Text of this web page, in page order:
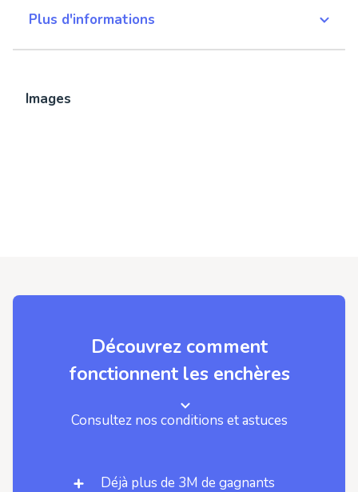
Plus d'informations
Images
Découvrez comment
fonctionnent les enchères
Consultez nos conditions et astuces
Déjà plus de 3M de gagnants